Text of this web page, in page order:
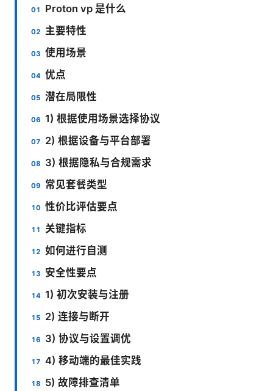
Proton vp 是什么
主要特性
使用场景
优点
潜在局限性
1) 根据使用场景选择协议
2) 根据设备与平台部署
3) 根据隐私与合规需求
常见套餐类型
性价比评估要点
关键指标
如何进行自测
安全性要点
1) 初次安装与注册
2) 连接与断开
3) 协议与设置调优
4) 移动端的最佳实践
5) 故障排查清单